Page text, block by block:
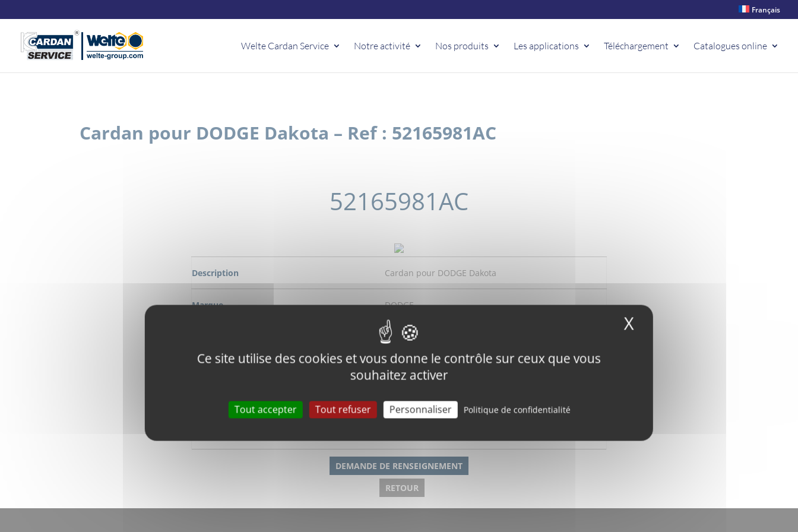
Ce site utilise des cookies et vous donne le contrôle sur ceux que vous
souhaitez activer
Tout accepter Tout refuser Personnaliser Politique de confidentialité
X Masquer le
Français
Welte Cardan Service Notre activité Nos produits Les applications Téléchargement Catalogues online
Cardan pour DODGE Dakota – Ref : 52165981AC
52165981AC
Description Cardan pour DODGE Dakota
Marque DODGE
Dakota
52165981AC
Numero de commande W73810
DEMANDE DE RENSEIGNEMENT
RETOUR